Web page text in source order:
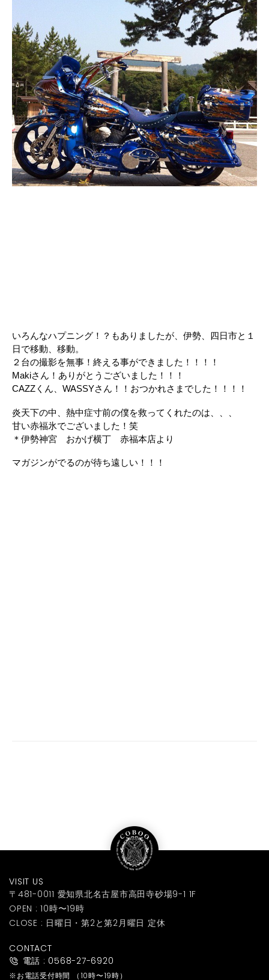
いろんなハプニング！？もありましたが、伊勢、四日市と１
日で移動、移動。
２台の撮影を無事！終える事ができました！！！！
Makiさん！ありがとうございました！！！
CAZZくん、WASSYさん！！おつかれさまでした！！！！
炎天下の中、熱中症寸前の僕を救ってくれたのは、、、
甘い赤福氷でございました！笑
＊伊勢神宮 おかげ横丁 赤福本店より
マガジンがでるのが待ち遠しい！！！
VISIT US
〒481-0011 愛知県北名古屋市高田寺砂場9-1 1F
OPEN : 10時〜19時
CLOSE : 日曜日・第2と第2月曜日 定休
CONTACT
電話 : 0568-27-6920
※お電話受付時間 （10時〜19時）